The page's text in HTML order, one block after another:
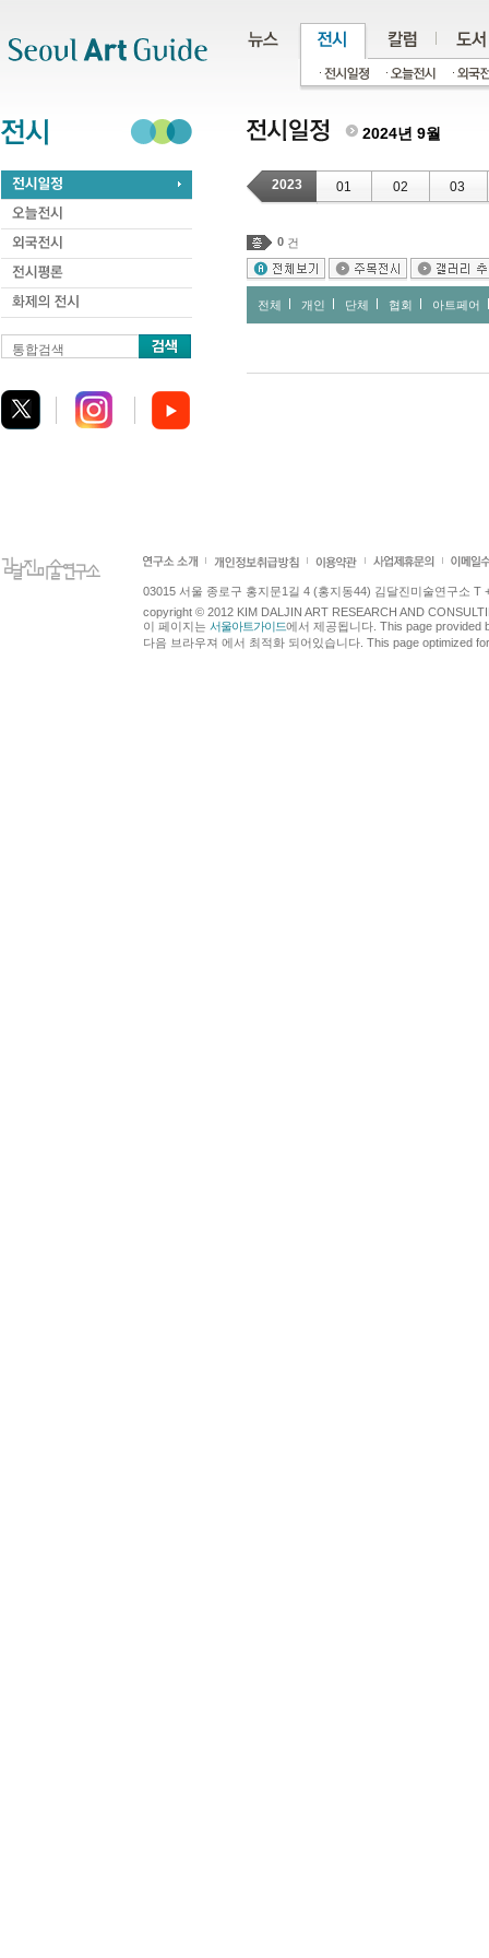
통합검색
2024년 9월
2023 01 02 03
0 건
전체 개인 단체 협회 아트페어
03015 서울 종로구 홍지문1길 4 (홍지동44) 김달진미술연구소 T
copyright © 2012 KIM DALJIN ART RESEARCH AND
이 페이지는 서울아트가이드에서 제공됩니다. This page provided
다음 브라우져 에서 최적화 되어있습니다. This page optimized